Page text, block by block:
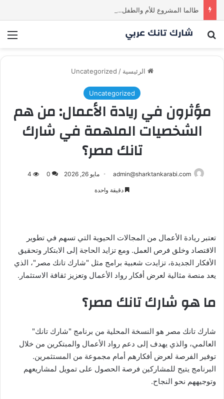
بحث عن
الرئيسية /
Uncategorized
Uncategorized
مؤثرون في ريادة الأعمال: من هم
الشخصيات الملهمة في شارك
تانك مصر؟
admin@sharktankarabi.com مايو 26, 2026 0
4
دقيقة واحدة
تعتبر ريادة الأعمال من المجالات الحيوية التي تسهم في تطوير
الاقتصاد وخلق فرص العمل. ومع تزايد الحاجة إلى الابتكار وتحقيق
الأفكار الجديدة، تزايدت شعبية برامج مثل "شارك تانك مصر"، الذي
يعد منصة مثالية لعرض أفكار رواد الأعمال وتعزيز ثقافة الاستثمار.
ما هو شارك تانك مصر؟
شارك تانك مصر هو النسخة المحلية من برنامج "شارك تانك"
العالمي، والذي يهدف إلى دعم رواد الأعمال والمبتكرين من خلال
توفير الفرصة لعرض أفكارهم أمام مجموعة من المستثمرين.
البرنامج يتيح للمشاركين فرصة الحصول على تمويل لمشاريعهم
وتوجيههم نحو النجاح.